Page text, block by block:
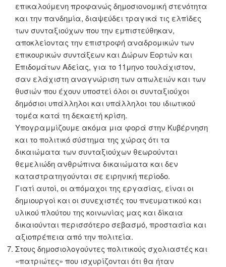
επικαλούμενη προφανώς δημοσιονομική στενότητα
και την πανδημία, διαψεύδει τραγικά τις ελπίδες
των συνταξιούχων που την εμπιστεύθηκαν,
αποκλείοντας την επιστροφή αναδρομικών των
επικουρικών συντάξεων και Δώρων Εορτών και
Επιδομάτων Αδείας, για το 11μηνο τουλάχιστον,
σαν ελάχιστη αναγνώριση των απωλειών και των
θυσιών που έχουν υποστεί όλοι οι συνταξιούχοι
δημόσιοι υπάλληλοι και υπάλληλοι του ιδιωτικού
τομέα κατά τη δεκαετή κρίση.
Υπογραμμίζουμε ακόμα μια φορά στην Κυβέρνηση
και το πολιτικό σύστημα της χώρας ότι τα
δικαιώματα των συνταξιούχων θεωρούνται
θεμελιώδη ανθρώπινα δικαιώματα και δεν
καταστρατηγούνται σε ειρηνική περίοδο.
Γιατί αυτοί, οι απόμαχοι της εργασίας, είναι οι
δημιουργοί και οι συνεχιστές του πνευματικού και
υλικού πλούτου της κοινωνίας μας και δίκαια
δικαιούνται περισσότερο σεβασμό, προστασία και
αξιοπρέπεια από την πολιτεία.
Στους δημοσιολογούντες πολιτικούς σχολιαστές και
«πατριώτες» που ισχυρίζονται ότι θα ήταν